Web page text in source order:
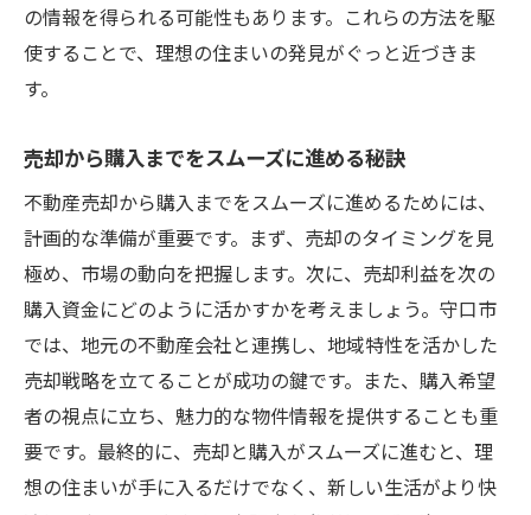
の情報を得られる可能性もあります。これらの方法を駆
使することで、理想の住まいの発見がぐっと近づきま
す。
売却から購入までをスムーズに進める秘訣
不動産売却から購入までをスムーズに進めるためには、
計画的な準備が重要です。まず、売却のタイミングを見
極め、市場の動向を把握します。次に、売却利益を次の
購入資金にどのように活かすかを考えましょう。守口市
では、地元の不動産会社と連携し、地域特性を活かした
売却戦略を立てることが成功の鍵です。また、購入希望
者の視点に立ち、魅力的な物件情報を提供することも重
要です。最終的に、売却と購入がスムーズに進むと、理
想の住まいが手に入るだけでなく、新しい生活がより快